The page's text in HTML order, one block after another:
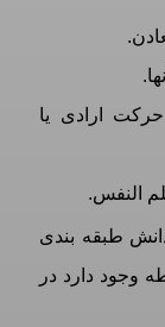
ارادی یا
طبقه بندی
وجود دارد در